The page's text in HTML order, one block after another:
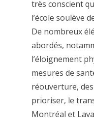
très conscient
l’école soulève
De nombreux
abordés,
l’éloignement
mesures de
réouverture,
prioriser, le
Montréal et